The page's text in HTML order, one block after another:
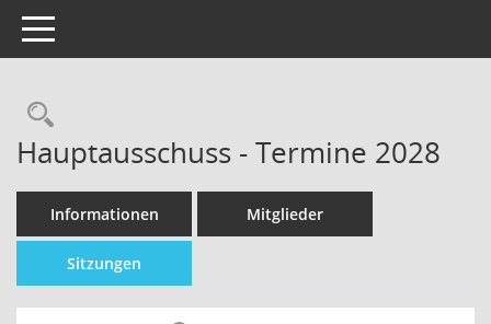
Toggle navigation
Hauptausschuss - Termine 2028
Informationen Mitglieder
Sitzungen